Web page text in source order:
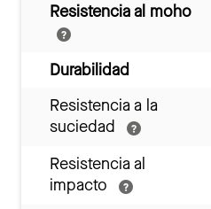
Resistencia al moho
Durabilidad
Resistencia a la
suciedad
Resistencia al
impacto